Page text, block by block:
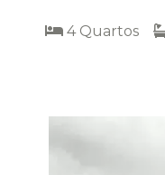
4 Quartos